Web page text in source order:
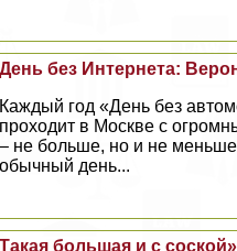
День без Интернета:
Каждый год «День без
проходит в Москве с
– не больше, но и не
обычный день...
Такая большая и с соской»